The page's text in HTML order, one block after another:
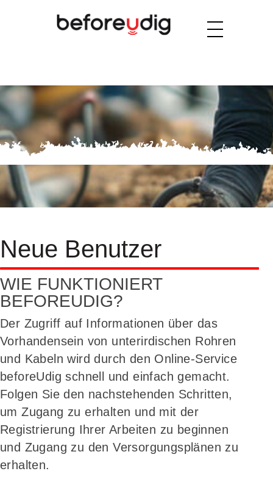
Neue Benutzer
WIE FUNKTIONIERT
BEFOREUDIG?
Der Zugriff auf Informationen über das
Vorhandensein von unterirdischen Rohren
und Kabeln wird durch den Online-Service
beforeUdig schnell und einfach gemacht.
Folgen Sie den nachstehenden Schritten,
um Zugang zu erhalten und mit der
Registrierung Ihrer Arbeiten zu beginnen
und Zugang zu den Versorgungsplänen zu
erhalten.